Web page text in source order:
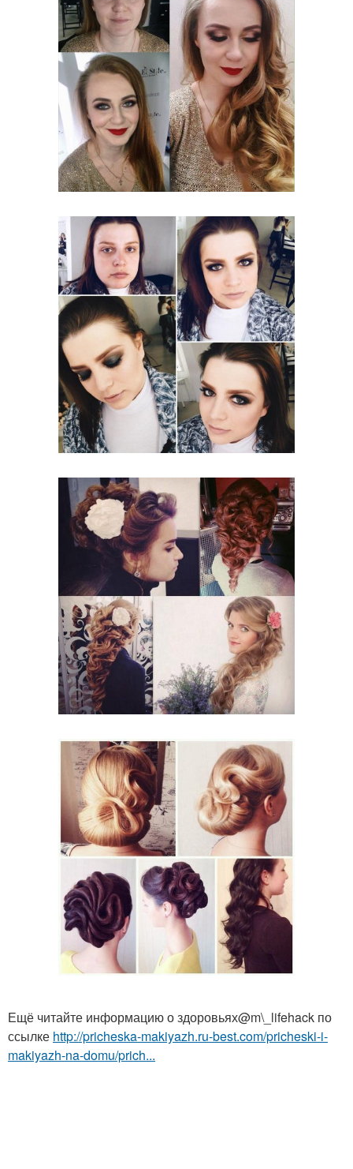
Ещё читайте информацию о здоровьях@m\_lifehack по
ссылке http://pricheska-makiyazh.ru-best.com/pricheski-i-
makiyazh-na-domu/prich...